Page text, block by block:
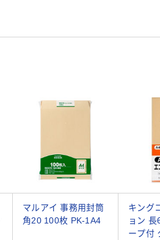
マルアイ 事務用封筒
角20 100枚 PK-1A4
キング
ョン 長
ープ付